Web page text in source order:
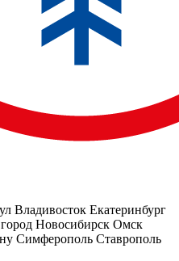
Владивосток Екатеринбург
Новосибирск Омск
Симферополь Ставрополь